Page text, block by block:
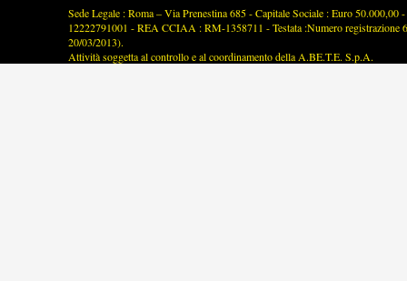
Sede Legale : Roma – Via Prenestina 685 - Capitale Sociale : Euro
12222791001 - REA CCIAA : RM-1358711 - Testata :Numero registrazione
20/03/2013).
Attività soggetta al controllo e al coordinamento della A.BE.T.E. S.p.A.